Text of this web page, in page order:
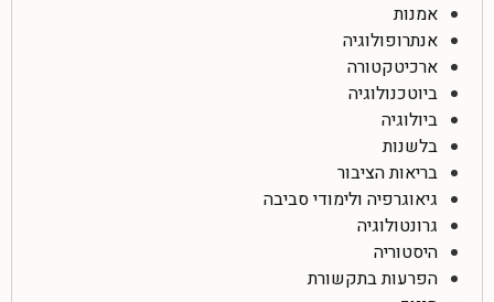
אמנות
אנתרופולוגיה
ארכיטקטורה
ביוטכנולוגיה
ביולוגיה
בלשנות
בריאות הציבור
גיאוגרפיה ולימודי סביבה
גרונטולוגיה
היסטוריה
הפרעות בתקשורת